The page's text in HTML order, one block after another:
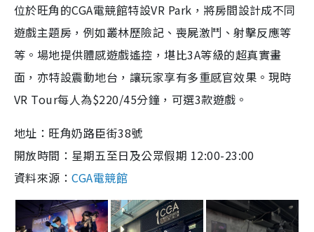
位於旺角的CGA電競館特設VR Park，將房間設計成不同
遊戲主題房，例如叢林歷險記、喪屍激鬥、射擊反應等
等。場地提供體感遊戲遙控，堪比3A等級的超真實畫
面，亦特設震動地台，讓玩家享有多重感官效果。現時
VR Tour每人為$220/45分鐘，可選3款遊戲。
地址：旺角奶路臣街38號
開放時間：星期五至日及公眾假期 12:00-23:00
資料來源：CGA電競館